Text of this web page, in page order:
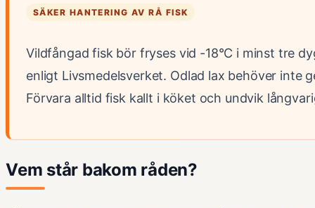
SÄKER HANTERING AV RÅ FISK
Vildfångad fisk bör fryses vid -18°C i minst tre
enligt Livsmedelsverket. Odlad lax behöver inte
Förvara alltid fisk kallt i köket och undvik
Vem står bakom råden?